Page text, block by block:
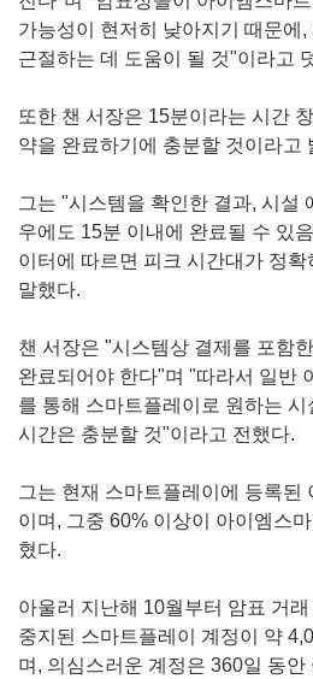
가능성이 현저히 낮아지기 때문에
근절하는 데 도움이 될 것"이라고
또한 챈 서장은 15분이라는 시간
약을 완료하기에 충분할 것이라고
그는 "시스템을 확인한 결과, 시설
우에도 15분 이내에 완료될 수 있
이터에 따르면 피크 시간대가 정
말했다.
챈 서장은 "시스템상 결제를 포함
완료되어야 한다"며 "따라서 일반
를 통해 스마트플레이로 원하는 시
시간은 충분할 것"이라고 전했다.
그는 현재 스마트플레이에 등록된
이며, 그중 60% 이상이 아이엠스
혔다.
아울러 지난해 10월부터 암표 거래
중지된 스마트플레이 계정이 약
며, 의심스러운 계정은 360일 동안